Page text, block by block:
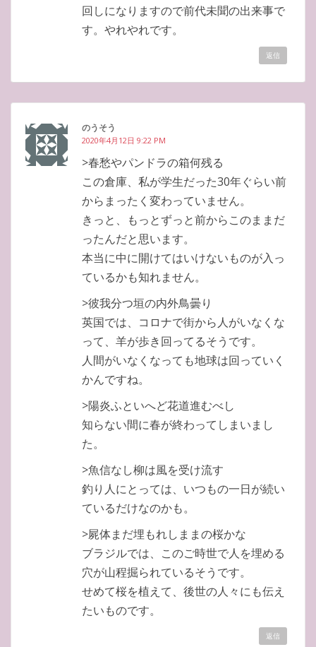
回しになりますので前代未聞の出来事で
す。やれやれです。
返信
のうそう
2020年4月12日 9:22 PM
>春愁やパンドラの箱何残る
この倉庫、私が学生だった30年ぐらい前
からまったく変わっていません。
きっと、もっとずっと前からこのままだ
ったんだと思います。
本当に中に開けてはいけないものが入っ
ているかも知れません。
>彼我分つ垣の内外鳥曇り
英国では、コロナで街から人がいなくな
って、羊が歩き回ってるそうです。
人間がいなくなっても地球は回っていく
かんですね。
>陽炎ふといへど花道進むべし
知らない間に春が終わってしまいまし
た。
>魚信なし柳は風を受け流す
釣り人にとっては、いつもの一日が続い
ているだけなのかも。
>屍体まだ埋もれしままの桜かな
ブラジルでは、このご時世で人を埋める
穴が山程掘られているそうです。
せめて桜を植えて、後世の人々にも伝え
たいものです。
返信